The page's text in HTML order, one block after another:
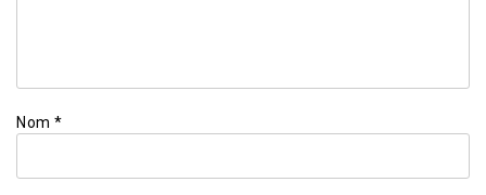
Nom *